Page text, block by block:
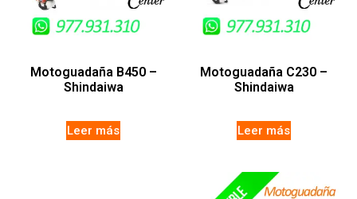
Motoguadaña B450 –
Shindaiwa
Leer más
Motoguadaña C230 –
Shindaiwa
Leer más